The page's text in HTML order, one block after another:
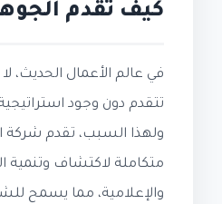
كيف تقدم
في عالم الأعمال الحديث،
تتقدم دون وجود
ولهذا السبب، تقدم شركة
متكاملة لاكتشاف وتنمية
والإعلامية، مما يسمح